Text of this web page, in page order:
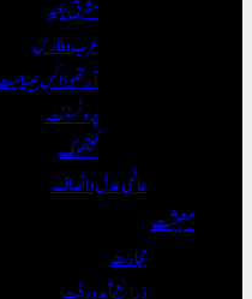
مشرق بعید
عرب و فارس
آرتھوڈاکس عیسائیت
پروٹسٹنٹ
کیتھولک
عالمی عدل و انصاف
معیشت
تجارت
ذرائع آمدورفت